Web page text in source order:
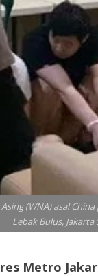
(WNA) asal
Lebak Bulus,
Metro